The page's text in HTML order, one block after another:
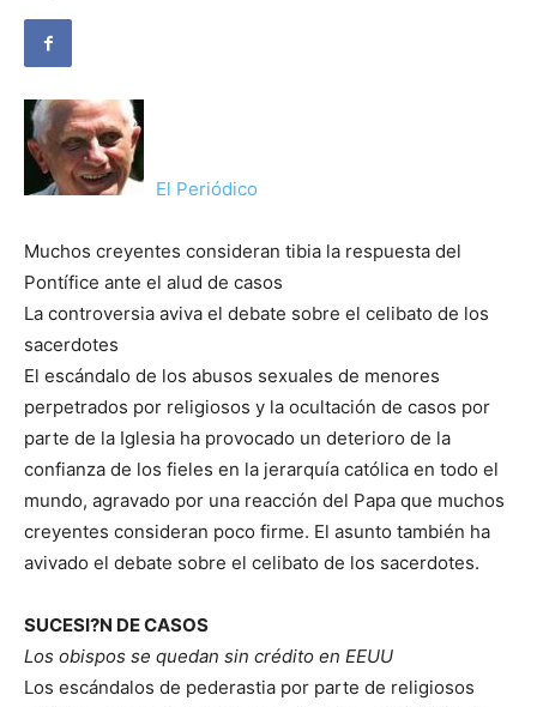
El Periódico
Muchos creyentes consideran tibia la respuesta del
Pontífice ante el alud de casos
La controversia aviva el debate sobre el celibato de los
sacerdotes
El escándalo de los abusos sexuales de menores
perpetrados por religiosos y la ocultación de casos por
parte de la Iglesia ha provocado un deterioro de la
confianza de los fieles en la jerarquía católica en todo el
mundo, agravado por una reacción del Papa que muchos
creyentes consideran poco firme. El asunto también ha
avivado el debate sobre el celibato de los sacerdotes.
SUCESI?N DE CASOS
Los obispos se quedan sin crédito en EEUU
Los escándalos de pederastia por parte de religiosos